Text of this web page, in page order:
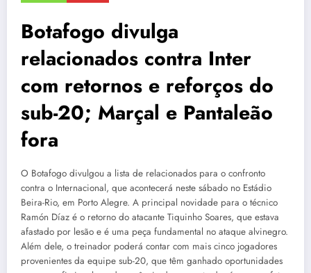
Botafogo divulga
relacionados contra Inter
com retornos e reforços do
sub-20; Marçal e Pantaleão
fora
O Botafogo divulgou a lista de relacionados para o confronto
contra o Internacional, que acontecerá neste sábado no Estádio
Beira-Rio, em Porto Alegre. A principal novidade para o técnico
Ramón Díaz é o retorno do atacante Tiquinho Soares, que estava
afastado por lesão e é uma peça fundamental no ataque alvinegro.
Além dele, o treinador poderá contar com mais cinco jogadores
provenientes da equipe sub-20, que têm ganhado oportunidades